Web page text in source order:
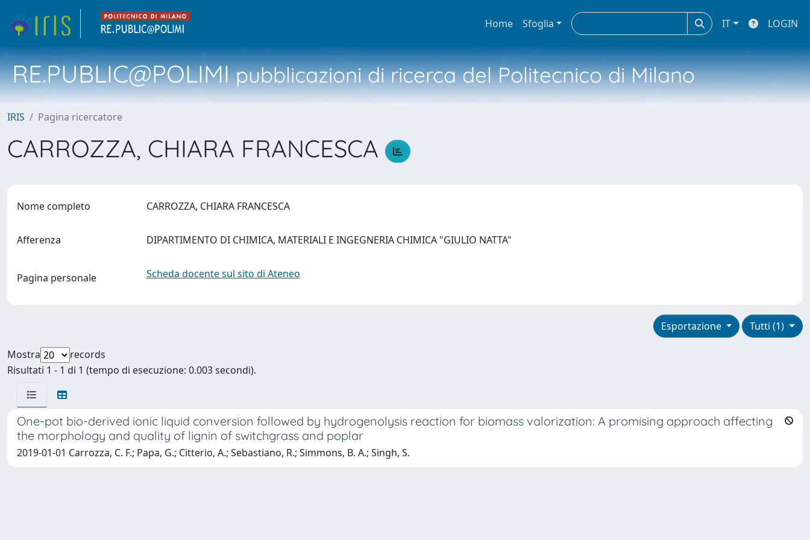
Home Sfoglia IT LOGIN
RE.PUBLIC@POLIMIpubblicazioni di ricerca del Politecnico di Milano
IRIS Pagina ricercatore
CARROZZA, CHIARA FRANCESCA
Nome completo CARROZZA, CHIARA FRANCESCA
Afferenza DIPARTIMENTO DI CHIMICA, MATERIALI E INGEGNERIA CHIMICA "GIULIO NATTA"
Pagina personale Scheda docente sul sito di Ateneo
Tutti (1)
Esportazione
Mostra
records
Risultati 1 - 1 di 1 (tempo di esecuzione: 0.003 secondi).
One-pot bio-derived ionic liquid conversion followed by hydrogenolysis reaction for biomass valorization: A promising approach affecting
the morphology and quality of lignin of switchgrass and poplar
2019-01-01 Carrozza, C. F.; Papa, G.; Citterio, A.; Sebastiano, R.; Simmons, B. A.; Singh, S.